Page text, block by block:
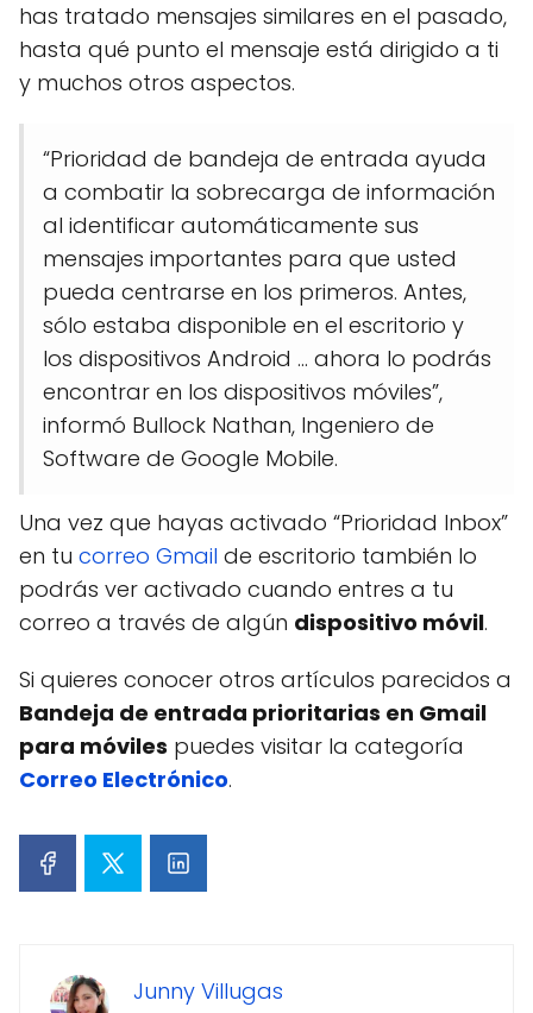
has tratado mensajes similares en el pasado,
hasta qué punto el mensaje está dirigido a ti
y muchos otros aspectos.
“Prioridad de bandeja de entrada ayuda
a combatir la sobrecarga de información
al identificar automáticamente sus
mensajes importantes para que usted
pueda centrarse en los primeros. Antes,
sólo estaba disponible en el escritorio y
los dispositivos Android … ahora lo podrás
encontrar en los dispositivos móviles”,
informó Bullock Nathan, Ingeniero de
Software de Google Mobile.
Una vez que hayas activado “Prioridad Inbox”
en tu correo Gmail de escritorio también lo
podrás ver activado cuando entres a tu
correo a través de algún dispositivo móvil.
Si quieres conocer otros artículos parecidos a
Bandeja de entrada prioritarias en Gmail
para móviles puedes visitar la categoría
Correo Electrónico.
Junny Villugas